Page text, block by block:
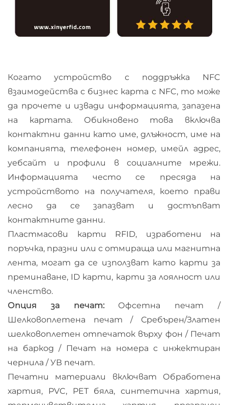
Когато устройство с поддръжка NFC
взаимодейства с бизнес карта с NFC, то може
да прочете и извади информацията, запазена
на картата. Обикновено това включва
контактни данни като име, длъжност, име на
компанията, телефонен номер, имейл адрес,
уебсайт и профили в социалните мрежи.
Информацията често се пресяда на
устройството на получателя, което прави
лесно да се запазват и достъпват
контактните данни.
Пластмасови карти RFID, изработени на
поръчка, празни или с отмираща или магнитна
лента, могат да се използват като карти за
преминаване, ID карти, карти за лоялност или
членство.
Опция за печат: Офсетна печат /
Шелковоплетена печат / Сребърен/Златен
шелковоплетен отпечаток върху фон / Печат
на баркод / Печат на номера с инжектиран
чернила / УВ печат.
Печатни материали включват Обработена
хартия, PVC, PET бяла, синтетична хартия,